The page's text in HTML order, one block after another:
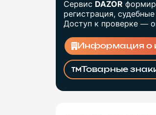
Сервис DAZOR
регистрация,
Доступ к проверке —
Информация о
Товарные